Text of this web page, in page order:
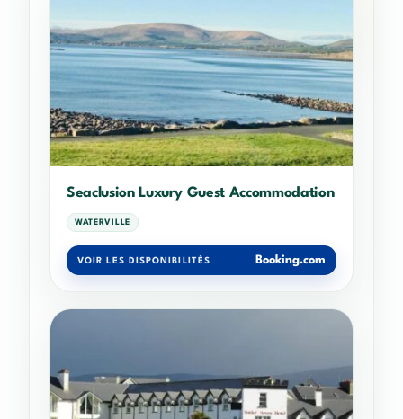
Seaclusion Luxury Guest Accommodation
WATERVILLE
VOIR LES DISPONIBILITÉS Booking.com